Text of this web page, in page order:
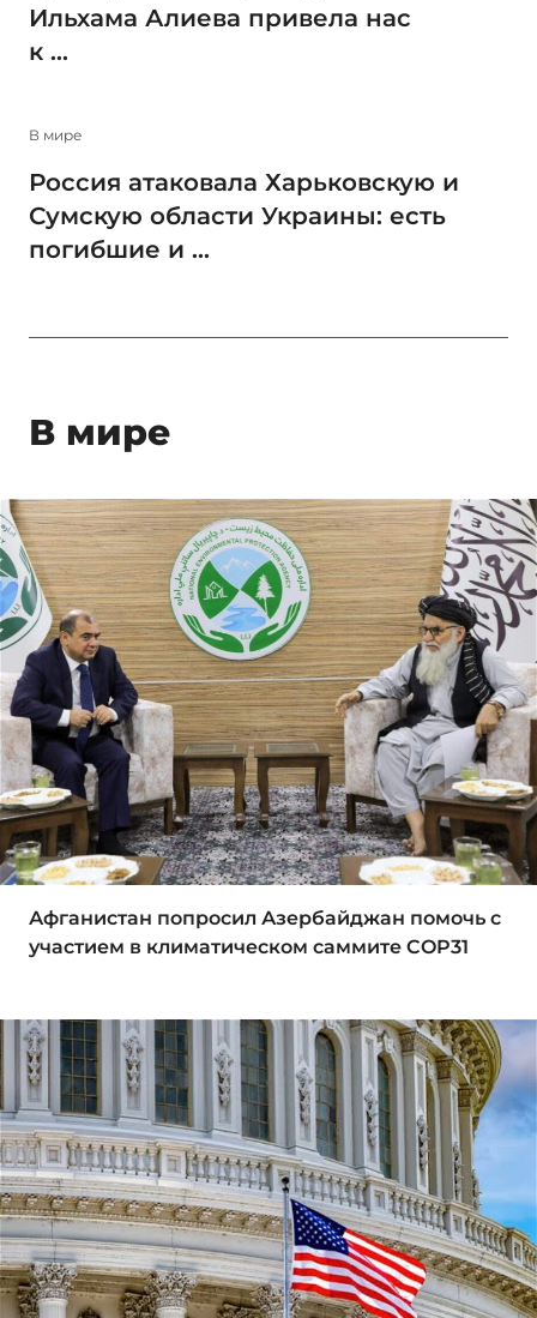
Ильхама Алиева привела нас
к ...
В мире
Россия атаковала Харьковскую и
Сумскую области Украины: есть
погибшие и ...
В мире
Афганистан попросил Азербайджан помочь с
участием в климатическом саммите COP31